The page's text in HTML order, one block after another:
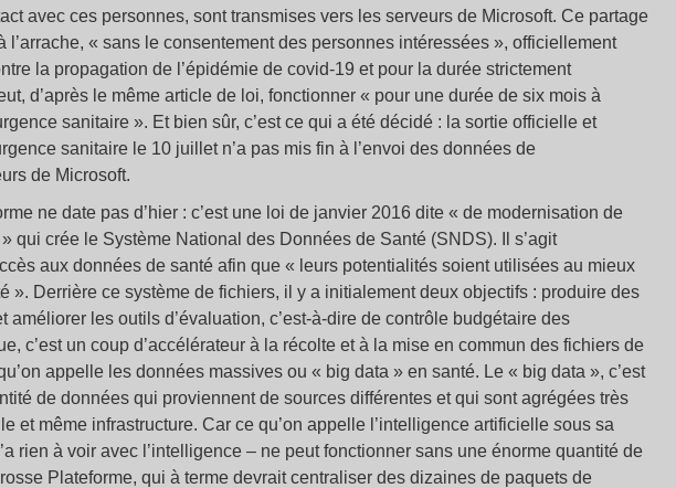
avec ces personnes, sont transmises vers les serveurs de Microsoft. Ce partage
l’arrache, « sans le consentement des personnes intéressées », officiellement
la propagation de l’épidémie de covid-19 et pour la durée strictement
d’après le même article de loi, fonctionner « pour une durée de six mois à
sanitaire ». Et bien sûr, c’est ce qui a été décidé : la sortie officielle et
sanitaire le 10 juillet n’a pas mis fin à l’envoi des données de
de Microsoft.
ne date pas d’hier : c’est une loi de janvier 2016 dite « de modernisation de
qui crée le Système National des Données de Santé (SNDS). Il s’agit
aux données de santé afin que « leurs potentialités soient utilisées au mieux
». Derrière ce système de fichiers, il y a initialement deux objectifs : produire des
améliorer les outils d’évaluation, c’est-à-dire de contrôle budgétaire des
c’est un coup d’accélérateur à la récolte et à la mise en commun des fichiers de
appelle les données massives ou « big data » en santé. Le « big data », c’est
de données qui proviennent de sources différentes et qui sont agrégées très
et même infrastructure. Car ce qu’on appelle l’intelligence artificielle sous sa
rien à voir avec l’intelligence – ne peut fonctionner sans une énorme quantité de
Plateforme, qui à terme devrait centraliser des dizaines de paquets de